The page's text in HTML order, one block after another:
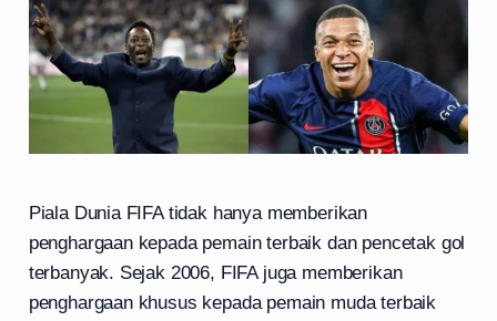
Piala Dunia FIFA tidak hanya memberikan
penghargaan kepada pemain terbaik dan pencetak gol
terbanyak. Sejak 2006, FIFA juga memberikan
penghargaan khusus kepada pemain muda terbaik